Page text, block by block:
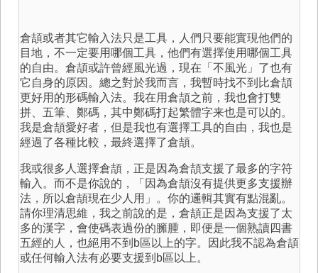
倉頡或者其它輸入法只是工具，人們只要能實現他們的
目地，不一定要用哪個工具，他們有選擇使用哪個工具
的自由。倉頡或許曾經風光過，現在「不風光」了也有
它自身的原因。總之對於我而言，我暫時找不到比倉頡
更好用的形碼輸入法。我在用倉頡之前，我也會打雙
拼、五筆、鄭碼，其中鄭碼打起繁體字来也是可以的。
我是倉頡愛好者，但是我也有選擇工具的自由，我也是
經過了各種比較，最終選擇了倉頡。
我或很多人選擇倉頡，正是因為倉頡支援了最多的字符
輸入。而不是你說的，「因為倉頡沒有提供更多支援辦
法，所以倉頡現在少人用」。你的邏輯其實有點混亂。
請你理清思維，我之前說的是，倉頡正是因為支援了太
多的漢字，會使碼表過份的臃腫，即便是一個熟讀四書
五經的人，也絕用不到b區以上的字。因此我不認為倉頡
或任何輸入法有必要支援到b區以上。